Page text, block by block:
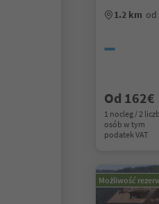
1.2 km od
Od 162€
1 nocleg / 2
osób w tym
podatek VAT
Możliwość